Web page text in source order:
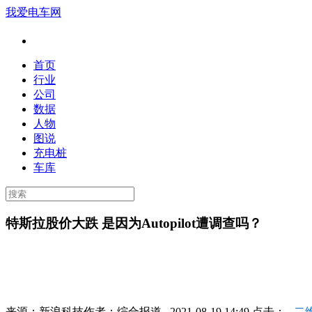
我爱电车网
首页
行业
公司
数据
人物
图说
充电桩
车库
特斯拉股价大跌 是因为Autopilot遭调查吗？